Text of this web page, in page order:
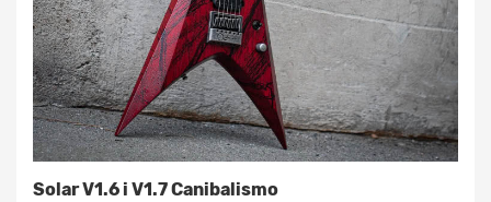
Solar V1.6 i V1.7 Canibalismo